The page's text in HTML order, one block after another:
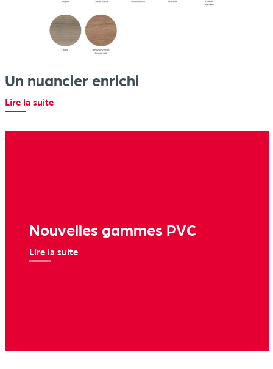
Un nuancier enrichi
Lire la suite
Nouvelles gammes PVC
Lire la suite